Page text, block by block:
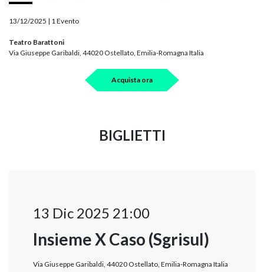
13/12/2025 | 1 Evento
Teatro Barattoni
Via Giuseppe Garibaldi, 44020 Ostellato, Emilia-Romagna Italia
Acquista ora
BIGLIETTI
13 Dic 2025 21:00
Insieme X Caso (Sgrisul)
Via Giuseppe Garibaldi, 44020 Ostellato, Emilia-Romagna Italia